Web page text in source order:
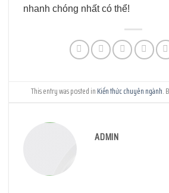
nhanh chóng nhất có thể!
This entry was posted inKiến thức chuyên ngành.
ADMIN